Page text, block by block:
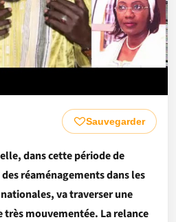
Sauvegarder
dans cette période de
réaménagements dans les
va traverser une
mouvementée. La relance